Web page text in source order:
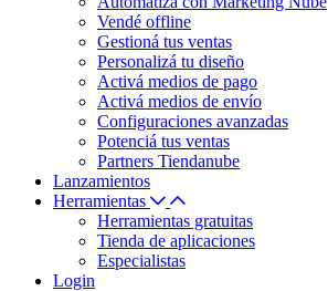
Vendé offline
Gestioná tus ventas
Personalizá tu diseño
Activá medios de pago
Activá medios de envío
Configuraciones avanzadas
Potenciá tus ventas
Partners Tiendanube
Lanzamientos
Herramientas
Herramientas gratuitas
Tienda de aplicaciones
Especialistas
Login